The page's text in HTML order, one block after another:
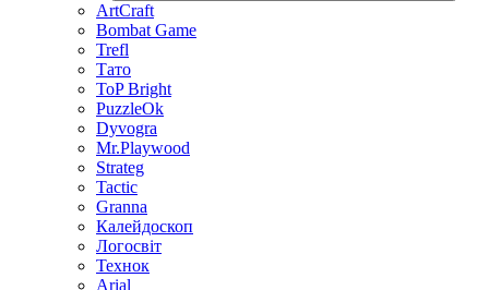
ArtCraft
Bombat Game
Trefl
Тато
ToP Bright
PuzzleOk
Dyvogra
Mr.Playwood
Strateg
Tactic
Granna
Калейдоскоп
Логосвіт
Технок
Arial